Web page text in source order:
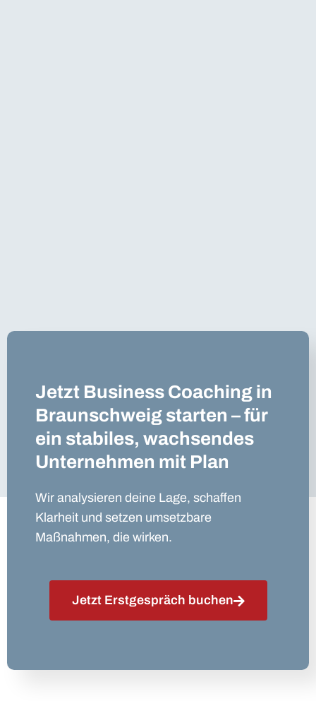
Jetzt Business Coaching in
Braunschweig starten – für
ein stabiles, wachsendes
Unternehmen mit Plan
Wir analysieren deine Lage, schaffen
Klarheit und setzen umsetzbare
Maßnahmen, die wirken.
Jetzt Erstgespräch buchen